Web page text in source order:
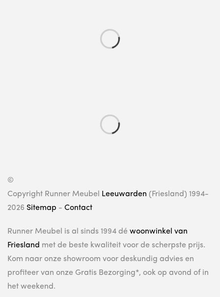
©
Copyright Runner Meubel Leeuwarden (Friesland) 1994-
2026 Sitemap - Contact
Runner Meubel is al sinds 1994 dé woonwinkel van
Friesland met de beste kwaliteit voor de scherpste prijs.
Kom naar onze showroom voor deskundig advies en
profiteer van onze Gratis Bezorging*, ook op avond of in
het weekend.